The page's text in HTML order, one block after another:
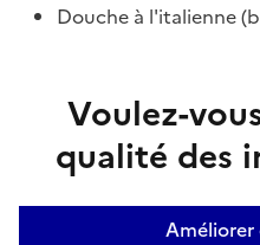
Douche à l'italienne
Voulez-
qualité des